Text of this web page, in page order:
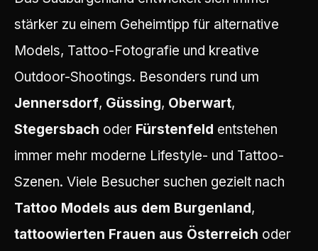
stärker zu einem Geheimtipp für alternative
Models, Tattoo-Fotografie und kreative
Outdoor-Shootings. Besonders rund um
Jennersdorf, Güssing, Oberwart,
Stegersbach oder Fürstenfeld entstehen
immer mehr moderne Lifestyle- und Tattoo-
Szenen. Viele Besucher suchen gezielt nach
Tattoo Models aus dem Burgenland,
tattoowierten Frauen aus Österreich oder